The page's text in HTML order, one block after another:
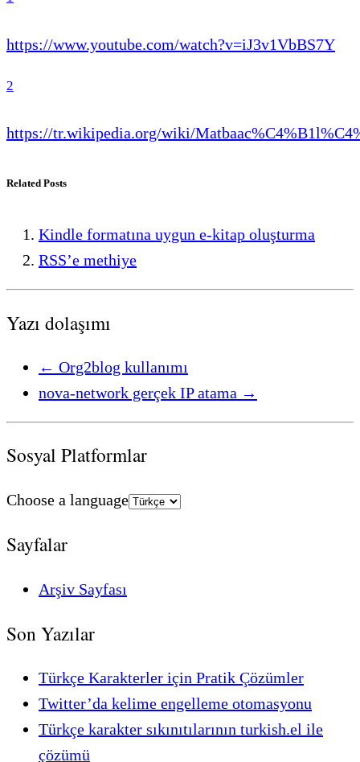
https://www.youtube.com/watch?v=iJ3v1VbBS7Y
2
https://tr.wikipedia.org/wiki/
Related Posts
Kindle formatına uygun e-kitap oluşturma
RSS’e methiye
Yazı dolaşımı
← Org2blog kullanımı
nova-network gerçek IP atama →
Sosyal Platformlar
Choose a language
Sayfalar
Arşiv Sayfası
Son Yazılar
Türkçe Karakterler için Pratik Çözümler
Twitter’da kelime engelleme otomasyonu
Türkçe karakter sıkınıtılarının turkish.el ile
çözümü